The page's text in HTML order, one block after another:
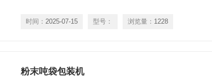
时间： 2025-07-15 型号： 浏览量： 1228
粉末吨袋包装机